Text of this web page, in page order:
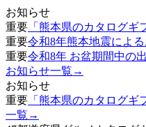
お知らせ
重要 「熊本県のカタログ
重要令和8年熊本地震によ
重要令和8年 お盆期間中の
お知らせ一覧 →
お知らせ
重要 「熊本県のカタログ
一覧 →